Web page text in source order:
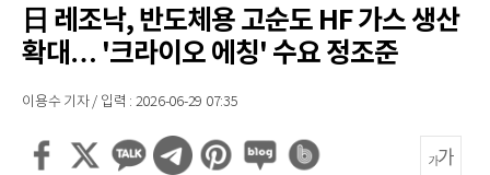
日 레조낙, 반도체용 고순도 HF 가스 생산
확대… '크라이오 에칭' 수요 정조준
이용수 기자 / 입력 : 2026-06-29 07:35